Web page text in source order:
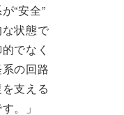
“安全”
状態で
でなく
の回路
支える
。」